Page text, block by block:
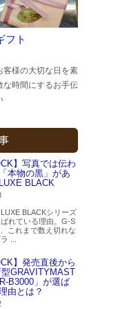
フト
客様の大切な日を素
な時間にするお手伝
】写真では伝わ
本物の黒」があ
BLACK
BLACKシリーズ
れている理由。G-S
これまで数え切れな
...
】発売直後から
GRAVITYMAST
B3000」が選ば
由とは？